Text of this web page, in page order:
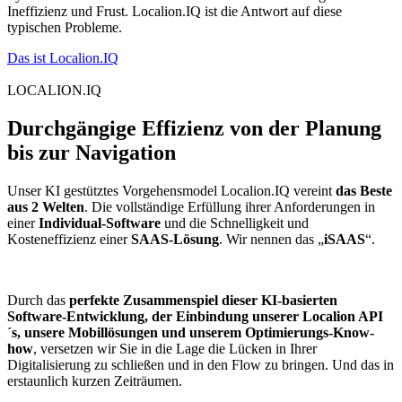
Ineffizienz und Frust. Localion.IQ ist die Antwort auf diese
typischen Probleme.
Das ist Localion.IQ
LOCALION.IQ
Durchgängige Effizienz von der Planung
bis zur Navigation
Unser KI gestütztes Vorgehensmodel Localion.IQ vereint das Beste
aus 2 Welten. Die vollständige Erfüllung ihrer Anforderungen in
einerIndividual-Software und die Schnelligkeit und
Kosteneffizienz einerSAAS-Lösung. Wir nennen das „iSAAS“.
Durch das perfekte Zusammenspiel dieser KI-basierten
Software-Entwicklung, der Einbindung unserer Localion API
´s, unsere Mobillösungen und unserem Optimierungs-Know-
how, versetzen wir Sie in die Lage die Lücken in Ihrer
Digitalisierung zu schließen und in den Flow zu bringen. Und das in
erstaunlich kurzen Zeiträumen.